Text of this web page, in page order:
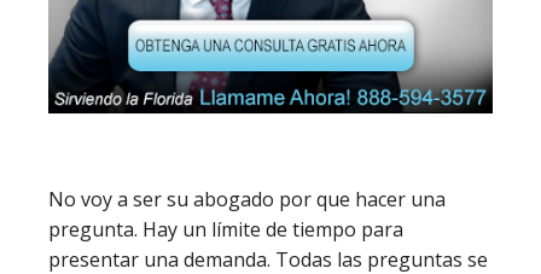
No voy a ser su abogado por que hacer una
pregunta. Hay un límite de tiempo para
presentar una demanda. Todas las preguntas se